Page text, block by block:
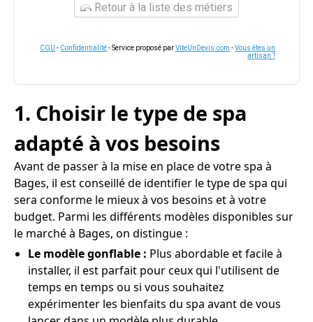
Retour à la liste des métiers
CGU - Confidentialité- Service proposé parViteUnDevis.com -Vous êtes un
artisan ?
1. Choisir le type de spa
adapté à vos besoins
Avant de passer à la mise en place de votre spa à
Bages, il est conseillé de identifier le type de spa qui
sera conforme le mieux à vos besoins et à votre
budget. Parmi les différents modèles disponibles sur
le marché à Bages, on distingue :
Le modèle gonflable : Plus abordable et facile à
installer, il est parfait pour ceux qui l'utilisent de
temps en temps ou si vous souhaitez
expérimenter les bienfaits du spa avant de vous